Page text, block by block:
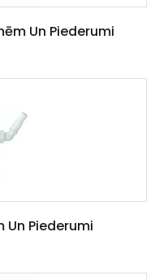
Un Piederumi
Un Piederumi